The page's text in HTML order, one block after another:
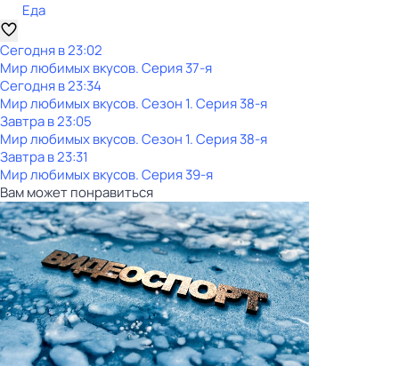
Еда
Сегодня в 23:02
Мир любимых вкусов. Серия 37-я
Сегодня в 23:34
Мир любимых вкусов. Сезон 1. Серия 38-я
Завтра в 23:05
Мир любимых вкусов. Сезон 1. Серия 38-я
Завтра в 23:31
Мир любимых вкусов. Серия 39-я
Вам может понравиться